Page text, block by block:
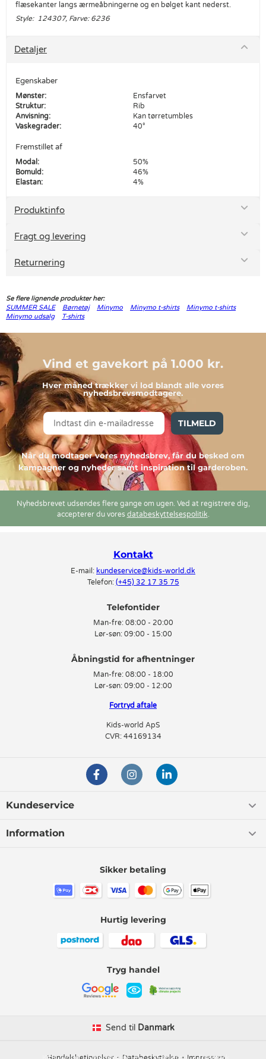
flæsekanter langs ærmeåbningerne og en bølget kant nederst.
Style: 124307, Farve: 6236
Detaljer
Egenskaber
Mønster:
Ensfarvet
Struktur:
Rib
Anvisning:
Kan tørretumbles
Vaskegrader:
40°
Fremstillet af
Modal:
50%
Bomuld:
46%
Elastan:
4%
Produktinfo
Fragt og levering
Returnering
Se flere lignende produkter her:
SUMMER SALE
Børnetøj Minymo Minymo t-shirts
Minymo t-shirts
Minymo udsalg
T-shirts
Vind et gavekort på 1.000 kr.
Hver måned trækker vi lod blandt alle vores
nyhedsbrevsmodtagere.
TILMELD
Når du modtager vores nyhedsbrev, får du besked om
kampagner og nyheder samt inspiration til garderoben.
Nyhedsbrevet udsendes flere gange om ugen. Ved at registrere dig,
accepterer du vores databeskyttelsespolitik.
Kontakt
E-mail: kundeservice@kids-world.dk
Telefon: (+45) 32 17 35 75
Telefontider
Man-fre: 08:00 - 20:00
Lør-søn: 09:00 - 15:00
Man-fre: 08:00 - 18:00
Lør-søn: 09:00 - 12:00
Fortryd aftale
Kids-world ApS
CVR: 44169134
Kundeservice
Information
Send til Danmark
Sikker betaling
Hurtig levering
Tryg handel